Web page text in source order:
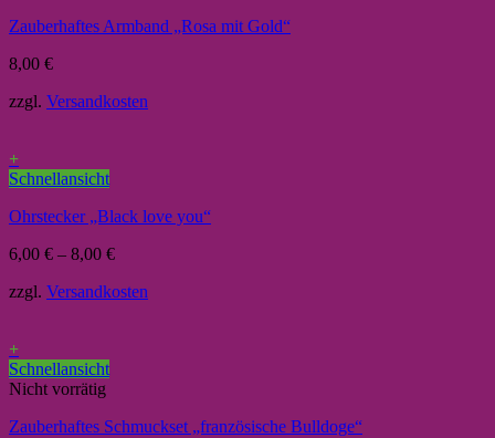
Zauberhaftes Armband „Rosa mit Gold“
8,00 €
zzgl. Versandkosten
+
Schnellansicht
Ohrstecker „Black love you“
6,00 € – 8,00 €
zzgl. Versandkosten
+
Schnellansicht
Nicht vorrätig
Zauberhaftes Schmuckset „französische Bulldoge“